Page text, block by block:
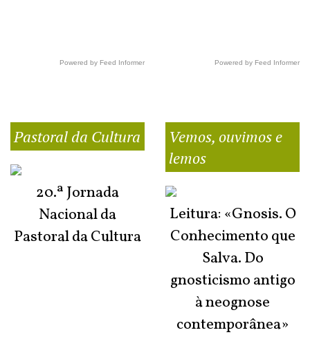
Powered by Feed Informer Powered by Feed Informer
Pastoral da Cultura
20.ª Jornada
Nacional da
Pastoral da Cultura
Vemos, ouvimos e
lemos
Leitura: «Gnosis. O
Conhecimento que
Salva. Do
gnosticismo antigo
à neognose
contemporânea»